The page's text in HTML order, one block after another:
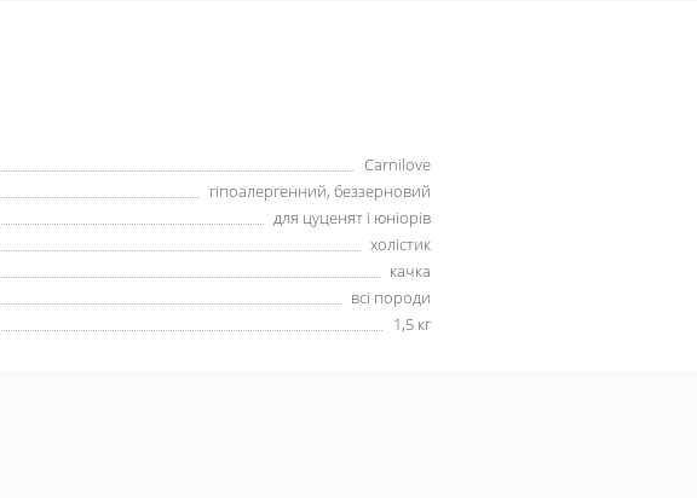
Carnilove
гіпоалергенний, беззерновий
для цуценят і юніорів
холістик
качка
всі породи
1,5 кг